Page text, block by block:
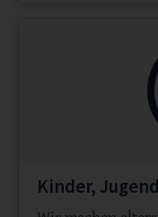
Kinder,